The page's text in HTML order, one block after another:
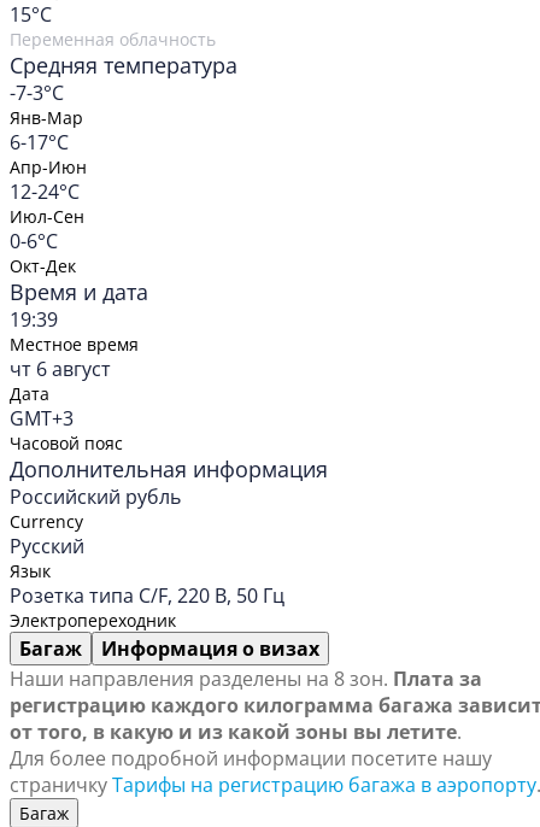
15°C
Переменная облачность
Средняя температура
-7-3°C
Янв-Мар
6-17°C
Апр-Июн
12-24°C
Июл-Сен
0-6°C
Окт-Дек
Время и дата
19:39
Местное время
чт 6 август
Дата
GMT+3
Часовой пояс
Дополнительная информация
Российский рубль
Currency
Русский
Язык
Розетка типа C/F, 220 В, 50 Гц
Электропереходник
Багаж
Информация о визах
Наши направления разделены на 8 зон. Плата за
регистрацию каждого килограмма багажа
от того, в какую и из какой зоны вы летите.
Для более подробной информации посетите нашу
страничкуТарифы на регистрацию багажа в аэропорту.
Багаж